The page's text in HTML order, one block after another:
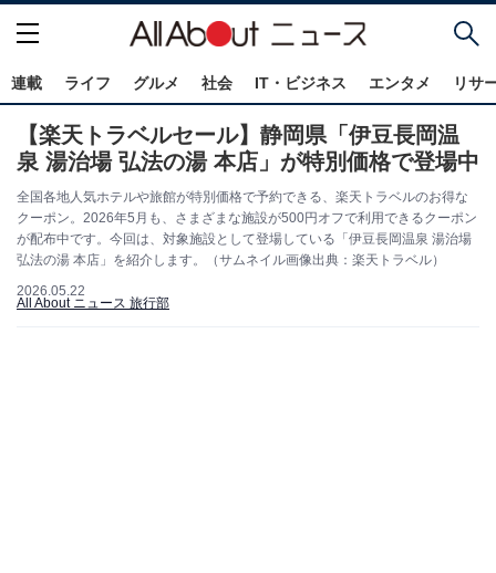
連載 ライフ グルメ 社会 IT・ビジネス エンタメ リサ
【楽天トラベルセール】静岡県「伊豆長岡温
泉 湯治場 弘法の湯 本店」が特別価格で登場中
全国各地人気ホテルや旅館が特別価格で予約できる、楽天トラベルのお得な
クーポン。2026年5月も、さまざまな施設が500円オフで利用できるクーポン
が配布中です。今回は、対象施設として登場している「伊豆長岡温泉 湯治場
弘法の湯 本店」を紹介します。（サムネイル画像出典：楽天トラベル）
2026.05.22
All About ニュース 旅行部